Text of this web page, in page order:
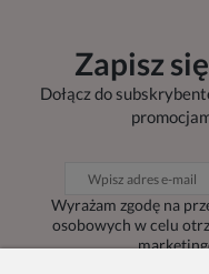
Zapisz
Dołącz do
Wyrażam zgodę na
osobowych w celu